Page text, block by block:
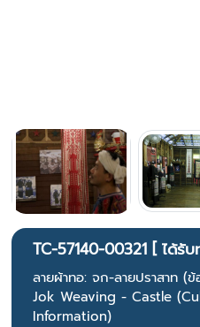
TC-57140-00321 [ ได้รั
ลายผ้าทอ: จก-ลายปราสาท
Jok Weaving - Castle
Information)